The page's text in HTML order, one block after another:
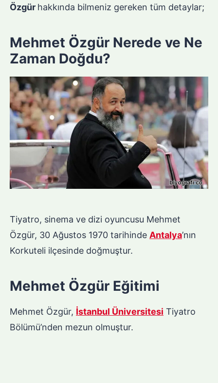
Özgür hakkında bilmeniz gereken tüm detaylar;
Mehmet Özgür Nerede ve Ne
Zaman Doğdu?
Tiyatro, sinema ve dizi oyuncusu Mehmet
Özgür, 30 Ağustos 1970 tarihinde Antalya’nın
Korkuteli ilçesinde doğmuştur.
Mehmet Özgür Eğitimi
Mehmet Özgür, İstanbul Üniversitesi Tiyatro
Bölümü’nden mezun olmuştur.